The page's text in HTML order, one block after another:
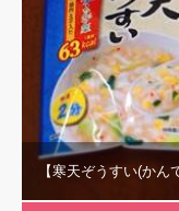
【寒天ぞうすい(か